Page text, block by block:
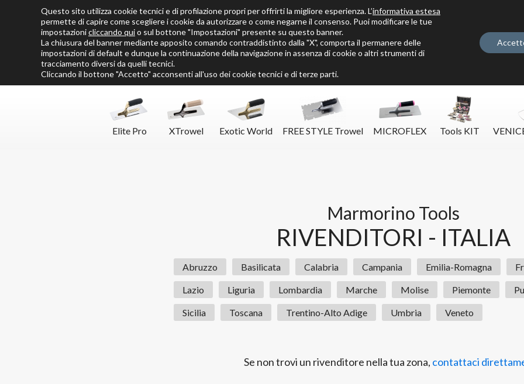
Chi siamo Cataloghi Personalizza SoloMio Flamingo Blog
Solo per veri decoratori
Elite Pro XTrowel Exotic World FREE STYLE Trowel MICROFLEX Tools KIT
Marmorino Tools
RIVENDITORI - ITALIA
Abruzzo Basilicata Calabria Campania Emilia-Romagna
Lazio Liguria Lombardia Marche Molise Piemonte
Sicilia Toscana Trentino-Alto Adige Umbria Veneto
Se non trovi un rivenditore nella tua zona, contattaci
Questo sito utilizza cookie tecnici e di profilazione propri per offrirti la migliore esperienza. L’informativa estesa
permette di capire come scegliere i cookie da autorizzare o come negarne il consenso. Puoi modificare le tue
impostazionicliccando quio sul bottone "Impostazioni" presente su questo banner.
La chiusura del banner mediante apposito comando contraddistinto dalla "X", comporta il permanere delle
impostazioni di default e dunque la continuazione della navigazione in assenza di cookie o altri strumenti di
tracciamento diversi da quelli tecnici.
Cliccando il bottone "Accetto" acconsenti all'uso dei cookie tecnici e di terze parti.